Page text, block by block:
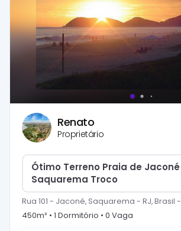
Renato
Proprietário
Ótimo Terreno Praia de Jaconé
Saquarema Troco
Rua 101 - Jaconé, Saquarema - RJ, Brasil -
450m² • 1 Dormitório • 0 Vaga